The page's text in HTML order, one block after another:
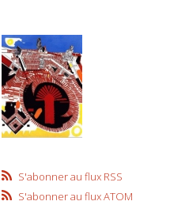
S'abonner au flux RSS
S'abonner au flux ATOM